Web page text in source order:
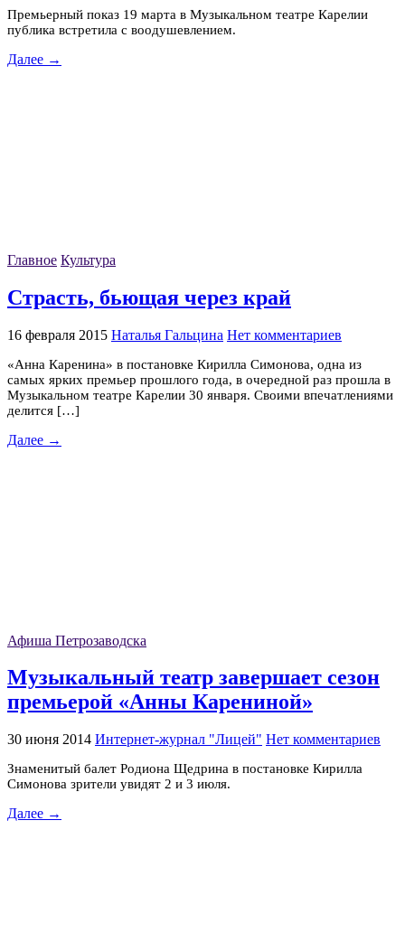
Премьерный показ 19 марта в Музыкальном театре Карелии
публика встретила с воодушевлением.
Далее →
Главное Культура
Страсть, бьющая через край
16 февраля 2015 Наталья Гальцина Нет комментариев
«Анна Каренина» в постановке Кирилла Симонова, одна из
самых ярких премьер прошлого года, в очередной раз прошла в
Музыкальном театре Карелии 30 января. Своими впечатлениями
делится […]
Далее →
Афиша Петрозаводска
Музыкальный театр завершает сезон
премьерой «Анны Карениной»
30 июня 2014 Интернет-журнал "Лицей" Нет комментариев
Знаменитый балет Родиона Щедрина в постановке Кирилла
Симонова зрители увидят 2 и 3 июля.
Далее →